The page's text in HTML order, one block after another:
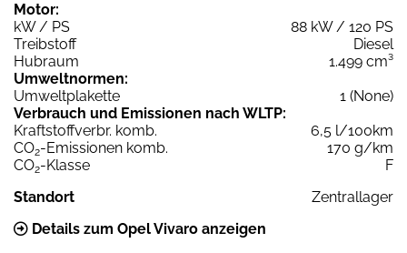
Motor:
kW / PS
88 kW / 120 PS
Treibstoff
Diesel
Hubraum
1.499 cm³
Umweltnormen:
Umweltplakette
1 (None)
Verbrauch und Emissionen nach WLTP:
Kraftstoffverbr. komb.
6,5 l/100km
CO2-Emissionen komb.
170 g/km
CO2-Klasse
F
Standort
Zentrallager
Details zum Opel Vivaro anzeigen